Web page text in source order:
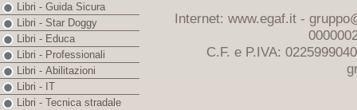
Internet: www.egaf.it -
C.F. e P.IVA:
Libri - Guida Sicura
Libri - Star Doggy
Libri - Educa
Libri - Professionali
Libri - Abilitazioni
Libri - IT
Libri - Tecnica stradale